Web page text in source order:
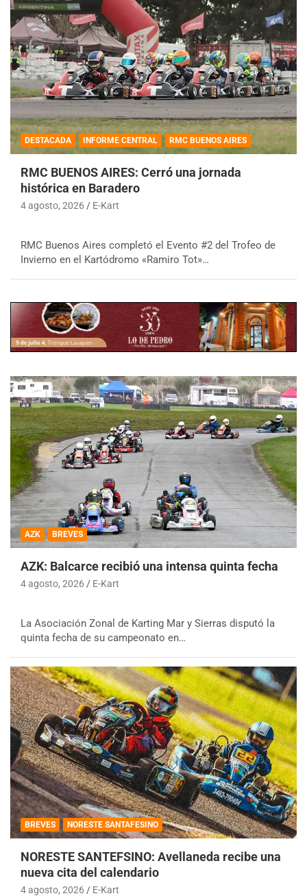
DESTACADA INFORME CENTRAL RMC BUENOS AIRES
RMC BUENOS AIRES: Cerró una jornada
histórica en Baradero
4 agosto, 2026 E-Kart
RMC Buenos Aires completó el Evento #2 del Trofeo de
Invierno en el Kartódromo «Ramiro Tot»…
AZK BREVES
AZK: Balcarce recibió una intensa quinta fecha
4 agosto, 2026 E-Kart
La Asociación Zonal de Karting Mar y Sierras disputó la
quinta fecha de su campeonato en…
BREVES NORESTE SANTAFESINO
NORESTE SANTEFSINO: Avellaneda recibe una
nueva cita del calendario
4 agosto, 2026 E-Kart